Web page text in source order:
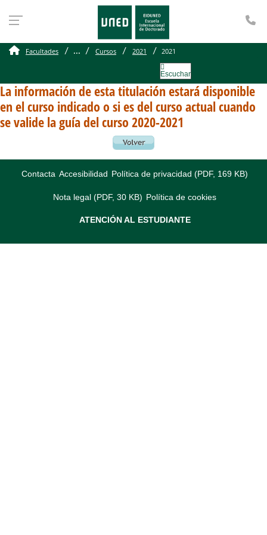
Facultades ... Cursos 2021 2021
Escuchar
La información de esta titulación estará disponible
en el curso indicado o si es del curso actual cuando
se valide la guía del curso 2020-2021
Contacta Accesibilidad Política de privacidad (PDF, 169 KB)
Nota legal (PDF, 30 KB) Política de cookies
ATENCIÓN AL ESTUDIANTE